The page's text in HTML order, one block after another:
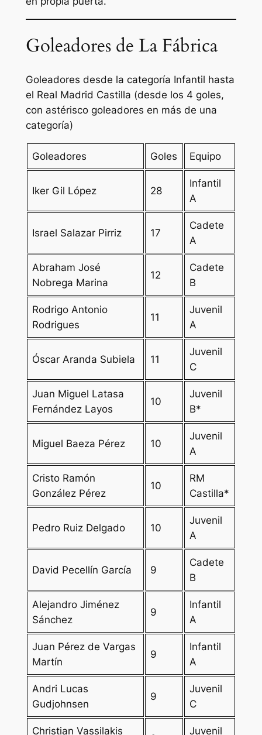
Goleadores de La Fábrica
Goleadores desde la categoría Infantil hasta
el Real Madrid Castilla (desde los 4 goles,
con astérisco goleadores en más de una
categoría)
Goleadores Goles Equipo
Iker Gil López 28
Infantil
A
Israel Salazar Pirriz 17
Cadete
A
Abraham José
Nobrega Marina
12
Cadete
B
Rodrigo Antonio
Rodrigues
11
Juvenil
A
Óscar Aranda Subiela 11
Juvenil
C
Juan Miguel Latasa
Fernández Layos
10
Juvenil
B*
Miguel Baeza Pérez 10
Juvenil
A
Cristo Ramón
González Pérez
10
RM
Castilla*
Pedro Ruiz Delgado 10
Juvenil
A
David Pecellín García 9
Cadete
B
Alejandro Jiménez
Sánchez
9
Infantil
A
Juan Pérez de Vargas
Martín
9
Infantil
A
Andri Lucas
Gudjohnsen
9
Juvenil
C
Christian Vassilakis Juvenil